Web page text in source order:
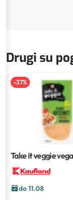
Drugi su
-37%
Take it veggie
do 11.08